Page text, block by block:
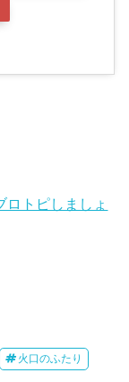
ロトピしましょ
火口のふたり